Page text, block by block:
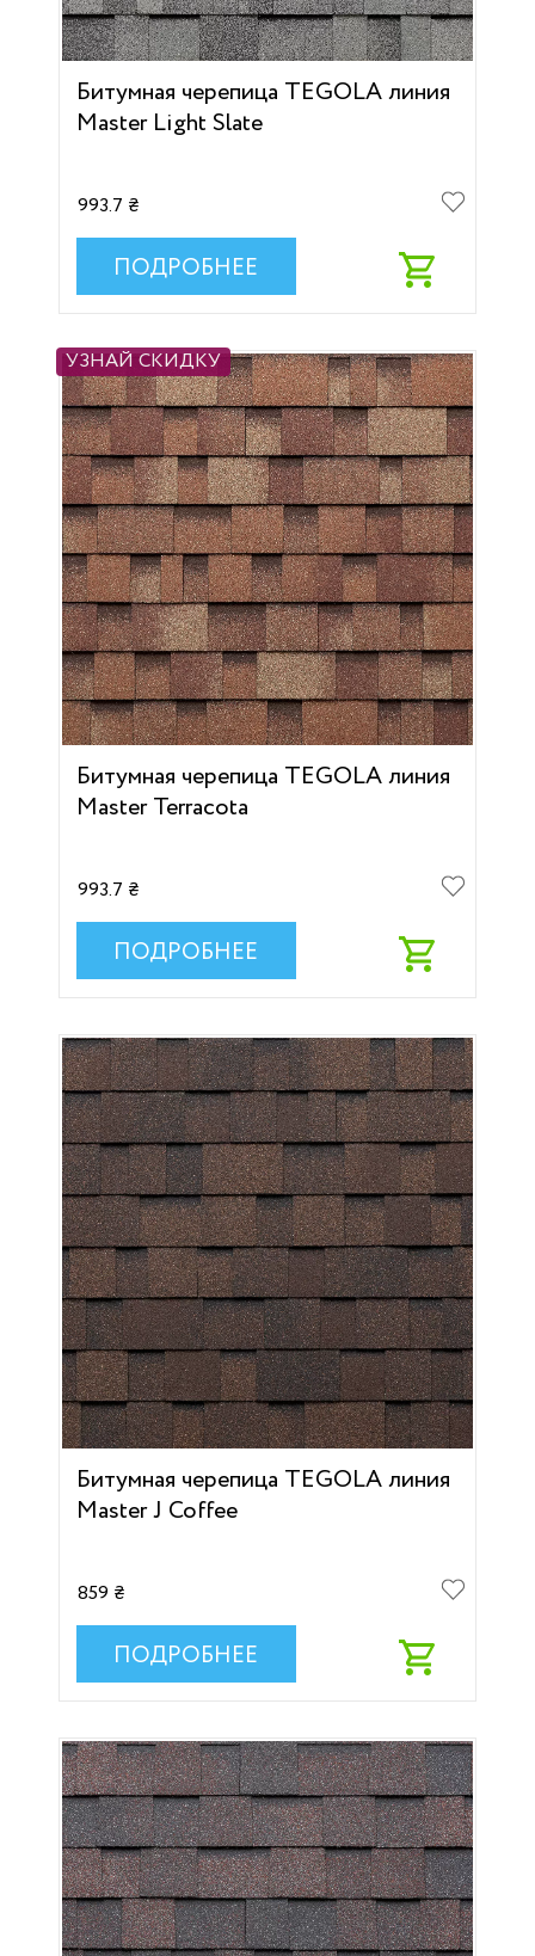
Битумная черепица TEGOLA линия
Мaster Light Slate
993.7 ₴
ПОДРОБНЕЕ
УЗНАЙ СКИДКУ
Битумная черепица TEGOLA линия
Мaster Terracota
993.7 ₴
ПОДРОБНЕЕ
Битумная черепица TEGOLA линия
Master J Coffee
859 ₴
ПОДРОБНЕЕ